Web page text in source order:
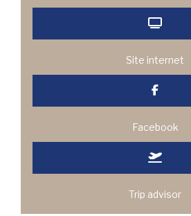
Site internet
Facebook
Trip advisor